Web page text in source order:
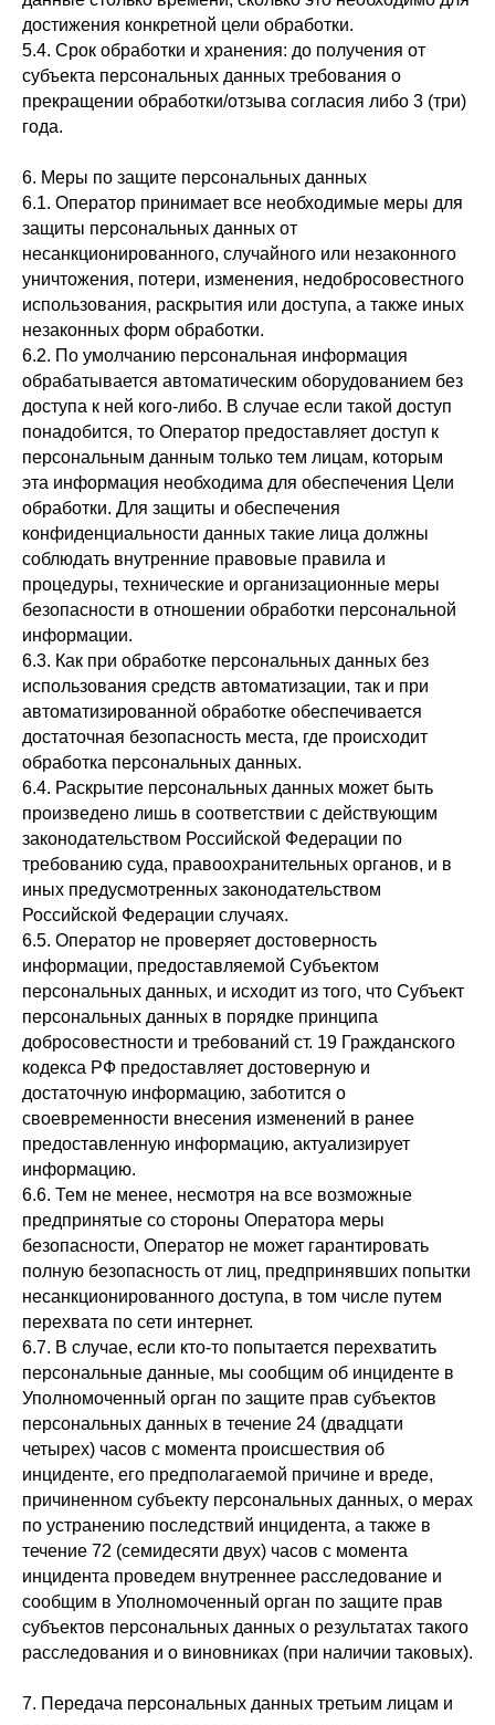
достижения конкретной цели обработки.
5.4. Срок обработки и хранения: до получения от
субъекта персональных данных требования о
прекращении обработки/отзыва согласия либо 3 (три)
года.
6. Меры по защите персональных данных
6.1. Оператор принимает все необходимые меры для
защиты персональных данных от
несанкционированного, случайного или незаконного
уничтожения, потери, изменения, недобросовестного
использования, раскрытия или доступа, а также иных
незаконных форм обработки.
6.2. По умолчанию персональная информация
обрабатывается автоматическим оборудованием без
доступа к ней кого-либо. В случае если такой доступ
понадобится, то Оператор предоставляет доступ к
персональным данным только тем лицам, которым
эта информация необходима для обеспечения Цели
обработки. Для защиты и обеспечения
конфиденциальности данных такие лица должны
соблюдать внутренние правовые правила и
процедуры, технические и организационные меры
безопасности в отношении обработки персональной
информации.
6.3. Как при обработке персональных данных без
использования средств автоматизации, так и при
автоматизированной обработке обеспечивается
достаточная безопасность места, где происходит
обработка персональных данных.
6.4. Раскрытие персональных данных может быть
произведено лишь в соответствии с действующим
законодательством Российской Федерации по
требованию суда, правоохранительных органов, и в
иных предусмотренных законодательством
Российской Федерации случаях.
6.5. Оператор не проверяет достоверность
информации, предоставляемой Субъектом
персональных данных, и исходит из того, что Субъект
персональных данных в порядке принципа
добросовестности и требований ст. 19 Гражданского
кодекса РФ предоставляет достоверную и
достаточную информацию, заботится о
своевременности внесения изменений в ранее
предоставленную информацию, актуализирует
информацию.
6.6. Тем не менее, несмотря на все возможные
предпринятые со стороны Оператора меры
безопасности, Оператор не может гарантировать
полную безопасность от лиц, предпринявших попытки
несанкционированного доступа, в том числе путем
перехвата по сети интернет.
6.7. В случае, если кто-то попытается перехватить
персональные данные, мы сообщим об инциденте в
Уполномоченный орган по защите прав субъектов
персональных данных в течение 24 (двадцати
четырех) часов с момента происшествия об
инциденте, его предполагаемой причине и вреде,
причиненном субъекту персональных данных, о мерах
по устранению последствий инцидента, а также в
течение 72 (семидесяти двух) часов с момента
инцидента проведем внутреннее расследование и
сообщим в Уполномоченный орган по защите прав
субъектов персональных данных о результатах такого
расследования и о виновниках (при наличии таковых).
7. Передача персональных данных третьим лицам и